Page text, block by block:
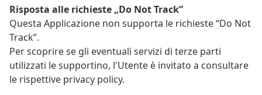
Risposta alle richieste „Do Not Track”
Questa Applicazione non supporta le richieste “Do Not
Track”.
Per scoprire se gli eventuali servizi di terze parti
utilizzati le supportino, l'Utente è invitato a consultare
le rispettive privacy policy.